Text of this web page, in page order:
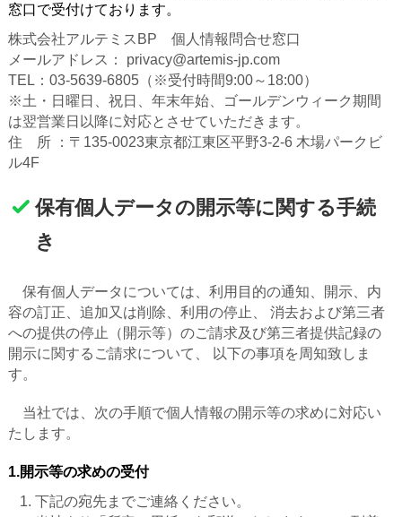
窓口で受付けております。
株式会社アルテミスBP 個人情報問合せ窓口
メールアドレス： privacy@artemis-jp.com
TEL：03-5639-6805（※受付時間9:00～18:00）
※土・日曜日、祝日、年末年始、ゴールデンウィーク期間
は翌営業日以降に対応とさせていただきます。
住 所 ：〒135-0023東京都江東区平野3-2-6 木場パークビ
ル4F
保有個人データの開示等に関する手続
き
保有個人データについては、利用目的の通知、開示、内
容の訂正、追加又は削除、利用の停止、 消去および第三者
への提供の停止（開示等）のご請求及び第三者提供記録の
開示に関するご請求について、 以下の事項を周知致しま
す。
当社では、次の手順で個人情報の開示等の求めに対応い
たします。
1.開示等の求めの受付
下記の宛先までご連絡ください。